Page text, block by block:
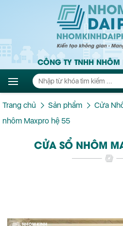
CÔNG TY TNHH
Trang chủ Sản phẩm Cửa
nhôm Maxpro hệ 55
CỬA SỔ NHÔM